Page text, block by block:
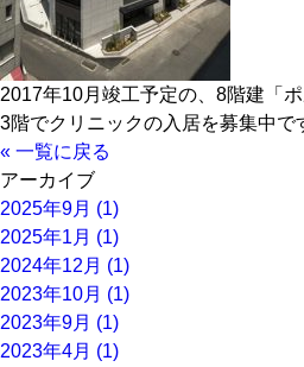
2017年10月竣工予定の、8階建「
3階でクリニックの入居を募集中で
« 一覧に戻る
アーカイブ
2025年9月 (1)
2025年1月 (1)
2024年12月 (1)
2023年10月 (1)
2023年9月 (1)
2023年4月 (1)